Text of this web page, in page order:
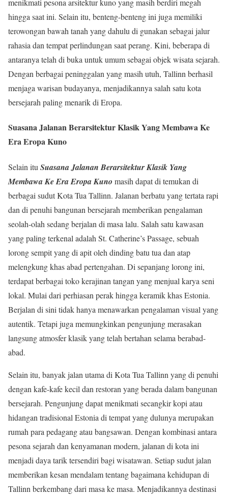
menikmati pesona arsitektur kuno yang masih berdiri megah
hingga saat ini. Selain itu, benteng-benteng ini juga memiliki
terowongan bawah tanah yang dahulu di gunakan sebagai jalur
rahasia dan tempat perlindungan saat perang. Kini, beberapa di
antaranya telah di buka untuk umum sebagai objek wisata sejarah.
Dengan berbagai peninggalan yang masih utuh, Tallinn berhasil
menjaga warisan budayanya, menjadikannya salah satu kota
bersejarah paling menarik di Eropa.
Suasana Jalanan Berarsitektur Klasik Yang Membawa Ke
Era Eropa Kuno
Selain itu Suasana Jalanan Berarsitektur Klasik Yang
Membawa Ke Era Eropa Kuno masih dapat di temukan di
berbagai sudut Kota Tua Tallinn. Jalanan berbatu yang tertata rapi
dan di penuhi bangunan bersejarah memberikan pengalaman
seolah-olah sedang berjalan di masa lalu. Salah satu kawasan
yang paling terkenal adalah St. Catherine’s Passage, sebuah
lorong sempit yang di apit oleh dinding batu tua dan atap
melengkung khas abad pertengahan. Di sepanjang lorong ini,
terdapat berbagai toko kerajinan tangan yang menjual karya seni
lokal. Mulai dari perhiasan perak hingga keramik khas Estonia.
Berjalan di sini tidak hanya menawarkan pengalaman visual yang
autentik. Tetapi juga memungkinkan pengunjung merasakan
langsung atmosfer klasik yang telah bertahan selama berabad-
abad.
Selain itu, banyak jalan utama di Kota Tua Tallinn yang di penuhi
dengan kafe-kafe kecil dan restoran yang berada dalam bangunan
bersejarah. Pengunjung dapat menikmati secangkir kopi atau
hidangan tradisional Estonia di tempat yang dulunya merupakan
rumah para pedagang atau bangsawan. Dengan kombinasi antara
pesona sejarah dan kenyamanan modern, jalanan di kota ini
menjadi daya tarik tersendiri bagi wisatawan. Setiap sudut jalan
memberikan kesan mendalam tentang bagaimana kehidupan di
Tallinn berkembang dari masa ke masa. Menjadikannya destinasi